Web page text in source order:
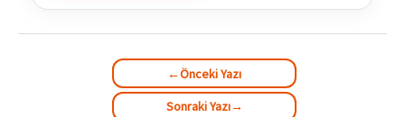
←Önceki Yazı
Sonraki Yazı→